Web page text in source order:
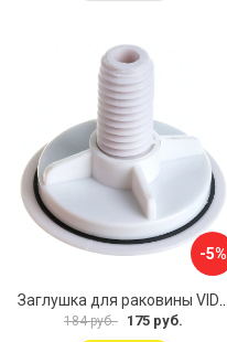
-5%
184 руб. 175 руб.